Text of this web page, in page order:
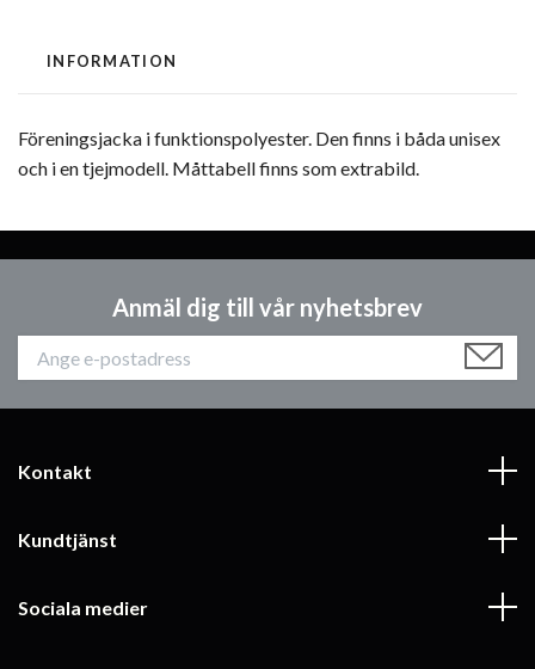
INFORMATION
Föreningsjacka i funktionspolyester. Den finns i båda unisex
och i en tjejmodell. Måttabell finns som extrabild.
Anmäl dig till vår nyhetsbrev
Kontakt
Kundtjänst
Sociala medier